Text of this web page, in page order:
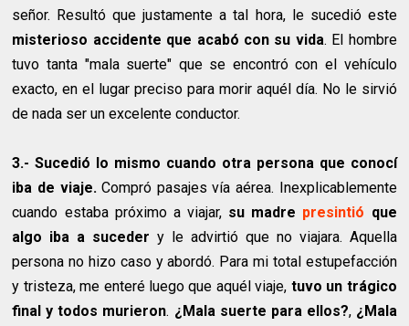
señor. Resultó que justamente a tal hora, le sucedió este
misterioso accidente que acabó con su vida. El hombre
tuvo tanta "mala suerte" que se encontró con el vehículo
exacto, en el lugar preciso para morir aquél día. No le sirvió
de nada ser un excelente conductor.
3.- Sucedió lo mismo cuando otra persona que conocí
iba de viaje.Compró pasajes vía aérea. Inexplicablemente
cuando estaba próximo a viajar, su madre presintió que
algo iba a sucedery le advirtió que no viajara. Aquella
persona no hizo caso y abordó. Para mi total estupefacción
y tristeza, me enteré luego que aquél viaje, tuvo un trágico
final y todos murieron. ¿Mala suerte para ellos?, ¿Mala